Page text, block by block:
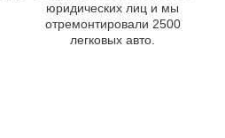
юридических лиц и мы
отремонтировали 2500
легковых авто.